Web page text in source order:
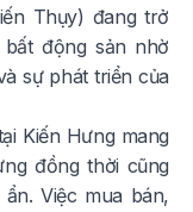
Thụy) đang trở
động sản nhờ
sự phát triển của
Kiến Hưng mang
đồng thời cũng
Việc mua bán,